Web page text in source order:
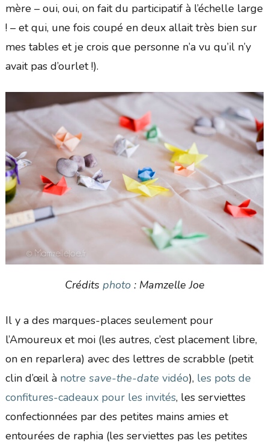
mère – oui, oui, on fait du participatif à l’échelle large
! – et qui, une fois coupé en deux allait très bien sur
mes tables et je crois que personne n’a vu qu’il n’y
avait pas d’ourlet !).
Crédits photo: Mamzelle Joe
Il y a des marques-places seulement pour
l’Amoureux et moi (les autres, c’est placement libre,
on en reparlera) avec des lettres de scrabble (petit
clin d’œil à notre save-the-date vidéo), les pots de
confitures-cadeaux pour les invités, les serviettes
confectionnées par des petites mains amies et
entourées de raphia (les serviettes pas les petites